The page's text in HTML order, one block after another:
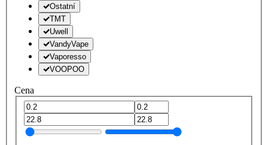
Ostatní
TMT
Uwell
VandyVape
Vaporesso
VOOPOO
Cena